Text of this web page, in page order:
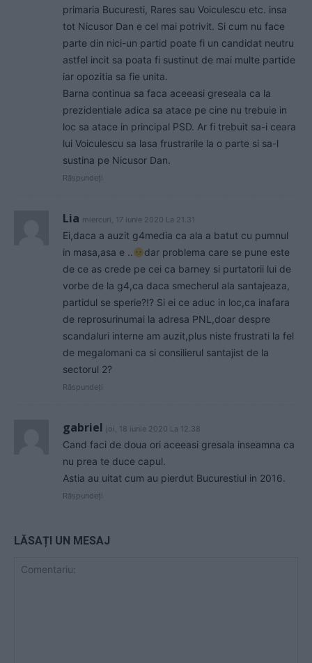
primaria Bucuresti, Rares sau Voiculescu etc. insa
tot Nicusor Dan e cel mai potrivit. Si cum nu face
parte din nici-un partid poate fi un candidat neutru
astfel incit sa poata fi sustinut de mai multe partide
iar opozitia sa fie unita.
Barna continua sa faca aceeasi greseala ca la
prezidentiale adica sa atace pe cine nu trebuie in
loc sa atace in principal PSD. Ar fi trebuit sa-i ceara
lui Voiculescu sa lasa frustrarile la o parte si sa-l
sustina pe Nicusor Dan.
Răspundeți
Lia miercuri, 17 iunie 2020 La 21.31
Ei,daca a auzit g4media ca ala a batut cu pumnul
in masa,asa e ..
dar problema care se pune este
de ce as crede pe cei ca barney si purtatorii lui de
vorbe de la g4,ca daca smecherul ala santajeaza,
partidul se sperie?!? Si ei ce aduc in loc,ca inafara
de reprosurinumai la adresa PNL,doar despre
scandaluri interne am auzit,plus niste frustrati la fel
de megalomani ca si consilierul santajist de la
sectorul 2?
Răspundeți
gabriel joi, 18 iunie 2020 La 12.38
Cand faci de doua ori aceeasi gresala inseamna ca
nu prea te duce capul.
Astia au uitat cum au pierdut Bucurestiul in 2016.
Răspundeți
LĂSAȚI UN MESAJ